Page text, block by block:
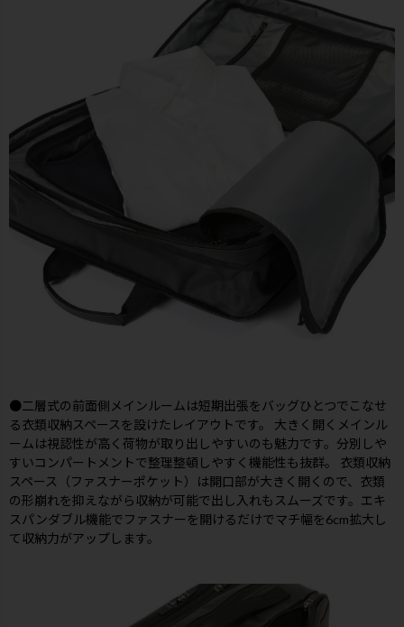
●二層式の前面側メインルームは短期出張をバッグひとつでこなせ
る衣類収納スペースを設けたレイアウトです。 大きく開くメインル
ームは視認性が高く荷物が取り出しやすいのも魅力です。分別しや
すいコンパートメントで整理整頓しやすく機能性も抜群。 衣類収納
スペース（ファスナーポケット）は開口部が大きく開くので、衣類
の形崩れを抑えながら収納が可能で出し入れもスムーズです。エキ
スパンダブル機能でファスナーを開けるだけでマチ幅を6cm拡大し
て収納力がアップします。